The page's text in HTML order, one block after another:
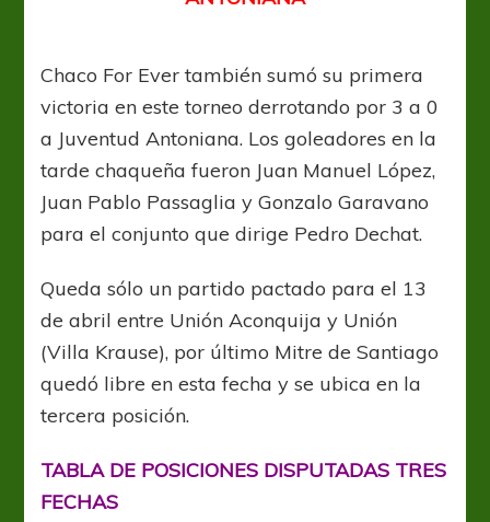
Chaco For Ever también sumó su primera
victoria en este torneo derrotando por 3 a 0
a Juventud Antoniana. Los goleadores en la
tarde chaqueña fueron Juan Manuel López,
Juan Pablo Passaglia y Gonzalo Garavano
para el conjunto que dirige Pedro Dechat.
Queda sólo un partido pactado para el 13
de abril entre Unión Aconquija y Unión
(Villa Krause), por último Mitre de Santiago
quedó libre en esta fecha y se ubica en la
tercera posición.
TABLA DE POSICIONES DISPUTADAS TRES
FECHAS